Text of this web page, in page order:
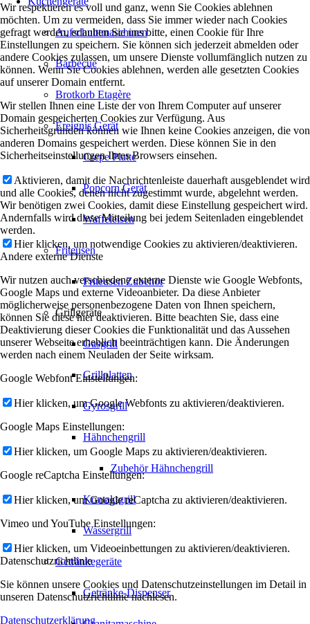
Aufschnittmaschinen
Barbecue
Brotkorb Etagère
Ereignis Gerät
Crepe Platte
Popcorn Gerät
Waffeleisen
Friteusen
Friteusen Zubehör
Grillgeräte
Gasgrill
Grillplatten
Gyrosgrill
Hähnchengrill
Zubehör Hähnchengrill
Kontaktgrill
Wassergrill
Getränkegeräte
Getränke-Dispenser
Wir respektieren es voll und ganz, wenn Sie Cookies ablehnen
möchten. Um zu vermeiden, dass Sie immer wieder nach Cookies
gefragt werden, erlauben Sie uns bitte, einen Cookie für Ihre
Einstellungen zu speichern. Sie können sich jederzeit abmelden oder
andere Cookies zulassen, um unsere Dienste vollumfänglich nutzen zu
können. Wenn Sie Cookies ablehnen, werden alle gesetzten Cookies
auf unserer Domain entfernt.
Wir stellen Ihnen eine Liste der von Ihrem Computer auf unserer
Domain gespeicherten Cookies zur Verfügung. Aus
Sicherheitsgründen können wie Ihnen keine Cookies anzeigen, die von
anderen Domains gespeichert werden. Diese können Sie in den
Sicherheitseinstellungen Ihres Browsers einsehen.
Aktivieren, damit die Nachrichtenleiste dauerhaft ausgeblendet wird
und alle Cookies, denen nicht zugestimmt wurde, abgelehnt werden.
Wir benötigen zwei Cookies, damit diese Einstellung gespeichert wird.
Andernfalls wird diese Mitteilung bei jedem Seitenladen eingeblendet
werden.
Hier klicken, um notwendige Cookies zu aktivieren/deaktivieren.
Andere externe Dienste
Wir nutzen auch verschiedene externe Dienste wie Google Webfonts,
Google Maps und externe Videoanbieter. Da diese Anbieter
möglicherweise personenbezogene Daten von Ihnen speichern,
können Sie diese hier deaktivieren. Bitte beachten Sie, dass eine
Deaktivierung dieser Cookies die Funktionalität und das Aussehen
unserer Webseite erheblich beeinträchtigen kann. Die Änderungen
werden nach einem Neuladen der Seite wirksam.
Google Webfont Einstellungen:
Hier klicken, um Google Webfonts zu aktivieren/deaktivieren.
Google Maps Einstellungen:
Hier klicken, um Google Maps zu aktivieren/deaktivieren.
Google reCaptcha Einstellungen:
Hier klicken, um Google reCaptcha zu aktivieren/deaktivieren.
Vimeo und YouTube Einstellungen:
Hier klicken, um Videoeinbettungen zu aktivieren/deaktivieren.
Datenschutzrichtlinie
Sie können unsere Cookies und Datenschutzeinstellungen im Detail in
unseren Datenschutzrichtlinie nachlesen.
Datenschutzerklärung